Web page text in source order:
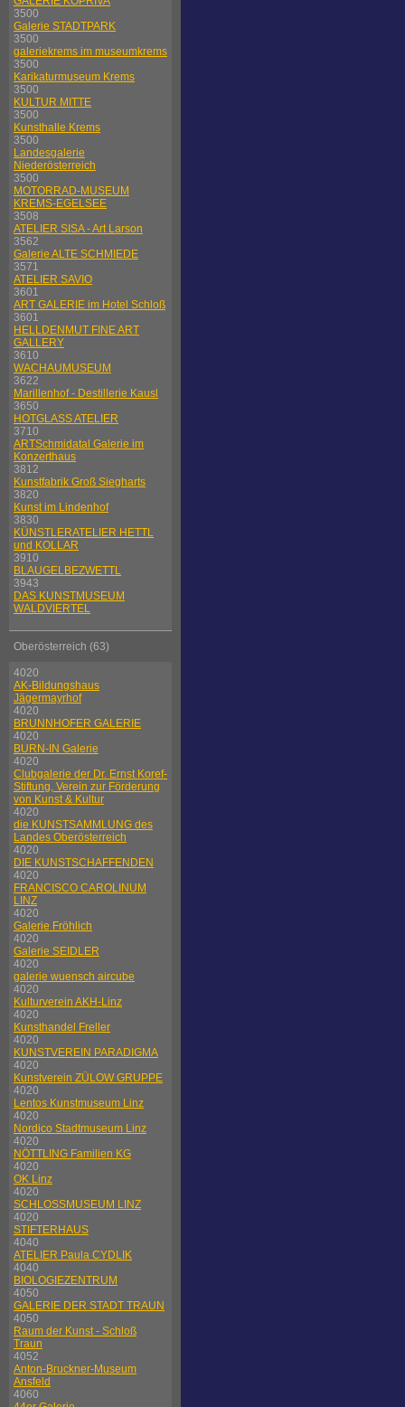
3500
Galerie STADTPARK
3500
galeriekrems im museumkrems
3500
Karikaturmuseum Krems
3500
KULTUR MITTE
3500
Kunsthalle Krems
3500
Landesgalerie
Niederösterreich
3500
MOTORRAD-MUSEUM
KREMS-EGELSEE
3508
ATELIER SISA - Art Larson
3562
Galerie ALTE SCHMIEDE
3571
ATELIER SAVIO
3601
ART GALERIE im Hotel Schloß
3601
HELLDENMUT FINE ART
GALLERY
3610
WACHAUMUSEUM
3622
Marillenhof - Destillerie Kausl
3650
HOTGLASS ATELIER
3710
ARTSchmidatal Galerie im
Konzerthaus
3812
Kunstfabrik Groß Siegharts
3820
Kunst im Lindenhof
3830
KÜNSTLERATELIER HETTL
und KOLLAR
3910
BLAUGELBEZWETTL
3943
DAS KUNSTMUSEUM
WALDVIERTEL
Oberösterreich (63)
4020
AK-Bildungshaus
Jägermayrhof
4020
BRUNNHOFER GALERIE
4020
BURN-IN Galerie
4020
Clubgalerie der Dr. Ernst Koref-
Stiftung, Verein zur Förderung
von Kunst & Kultur
4020
die KUNSTSAMMLUNG des
Landes Oberösterreich
4020
DIE KUNSTSCHAFFENDEN
4020
FRANCISCO CAROLINUM
LINZ
4020
Galerie Fröhlich
4020
Galerie SEIDLER
4020
galerie wuensch aircube
4020
Kulturverein AKH-Linz
4020
Kunsthandel Freller
4020
KUNSTVEREIN PARADIGMA
4020
Kunstverein ZÜLOW GRUPPE
4020
Lentos Kunstmuseum Linz
4020
Nordico Stadtmuseum Linz
4020
NÖTTLING Familien KG
4020
OK Linz
4020
SCHLOSSMUSEUM LINZ
4020
STIFTERHAUS
4040
ATELIER Paula CYDLIK
4040
BIOLOGIEZENTRUM
4050
GALERIE DER STADT TRAUN
4050
Raum der Kunst - Schloß
Traun
4052
Anton-Bruckner-Museum
Ansfeld
4060